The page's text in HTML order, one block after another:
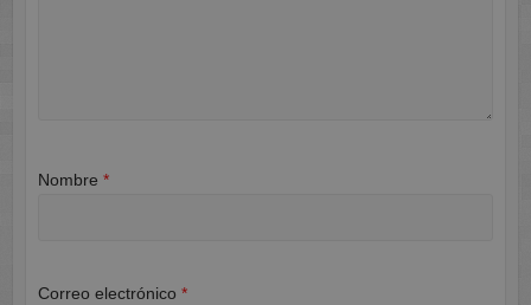
Nombre *
Correo electrónico *